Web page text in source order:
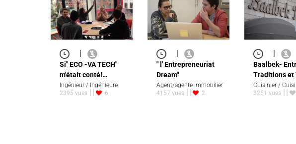
Si" ECO -VA TECH"
m'était conté!…
Ingénieur / Ingénieure
2395 vues
6
" l' Entrepreneuriat
Dream"
Agent/agente immobilier
4157 vues
2
Baalbek-
Traditions et
Cuisinier /
3251 vues